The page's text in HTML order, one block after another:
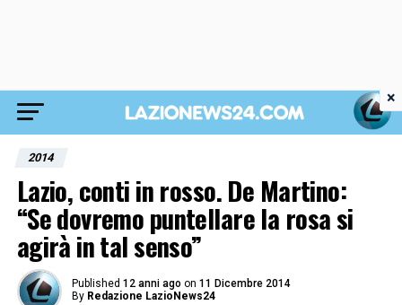
2014
Lazio, conti in rosso. De Martino:
“Se dovremo puntellare la rosa si
agirà in tal senso”
Published 12 anni ago on 11 Dicembre 2014
By Redazione LazioNews24
×